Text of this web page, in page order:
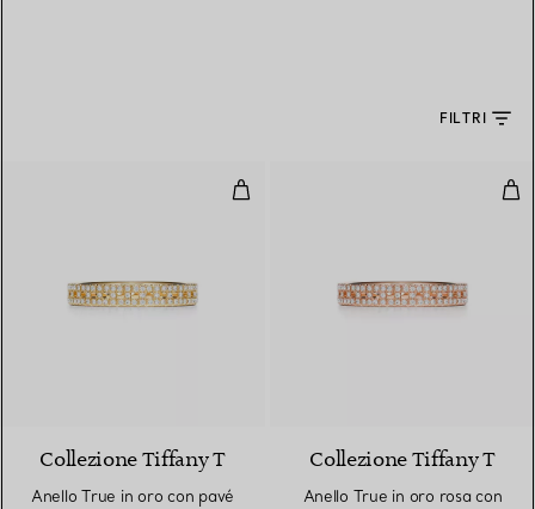
FILTRI
Anello True in oro con pavé di
Collezione Tiffany T
Anello True in oro con pavé
Collezione Tiffany T
Anello True in oro rosa con